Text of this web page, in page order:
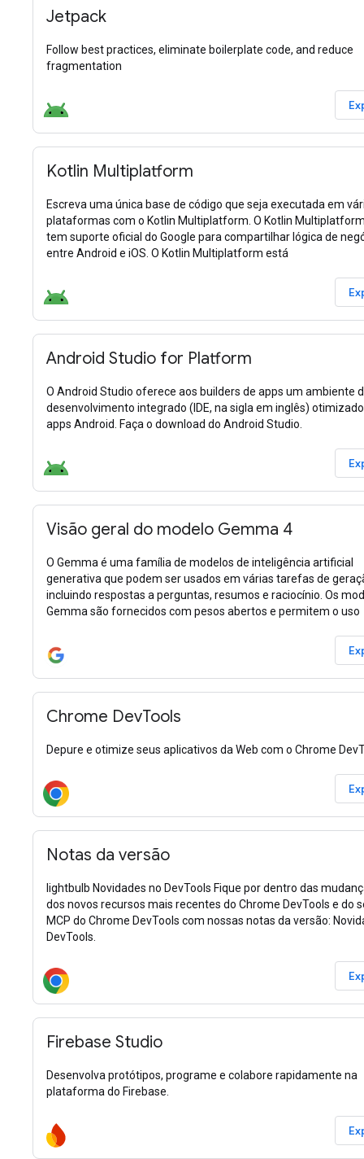
Jetpack
Follow best practices, eliminate boilerplate code, and reduce
fragmentation
Kotlin Multiplatform
Escreva uma única base de código que seja executada em
plataformas com o Kotlin Multiplatform. O Kotlin
tem suporte oficial do Google para compartilhar lógica de
entre Android e iOS. O Kotlin Multiplatform está
Android Studio for Platform
O Android Studio oferece aos builders de apps um ambiente
desenvolvimento integrado (IDE, na sigla em inglês)
apps Android. Faça o download do Android Studio.
Visão geral do modelo Gemma 4
O Gemma é uma família de modelos de inteligência artificial
generativa que podem ser usados em várias tarefas de
incluindo respostas a perguntas, resumos e raciocínio. Os
Gemma são fornecidos com pesos abertos e permitem o uso
Chrome DevTools
Depure e otimize seus aplicativos da Web com o Chrome
Notas da versão
lightbulb Novidades no DevTools Fique por dentro das
dos novos recursos mais recentes do Chrome DevTools e do
MCP do Chrome DevTools com nossas notas da versão:
DevTools.
Firebase Studio
Desenvolva protótipos, programe e colabore rapidamente na
plataforma do Firebase.